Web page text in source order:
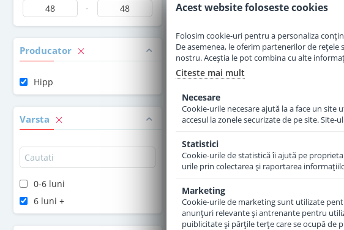
-
Producator
Hipp
Varsta
0-6 luni
6 luni +
47,50 Lei
Acest website foloseste cookies
Folosim cookie-uri pentru a personaliza
De asemenea, le oferim partenerilor de
nostru. Aceștia le pot combina cu alte
Citeste mai mult
Necesare
Cookie-urile necesare ajută la a face un
accesul la zonele securizate de pe site.
Statistici
Cookie-urile de statistică îi ajută pe
urile prin colectarea şi raportarea
Marketing
Cookie-urile de marketing sunt utilizate
anunţuri relevante şi antrenante pentru
puiblicitate şi părţile terţe care se ocupă de